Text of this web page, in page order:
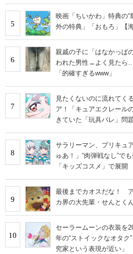
5
映画「ちいかわ」特典の“
外の特典」「おもろ」【海
6
親戚の子に「はなかっぱ
われた男性→よく見たら
「的確すぎるwww」
7
見たくないのに流れてく
ア！「キュアエクレール
きていた「玩具バレ」問題
8
サラリーマン、プリキュ
ゅあ！」“肉弾戦なし”で
「キッズコスメ」で展開
9
最後までカオスだな！
カ界の大先輩・せんとく
10
セーラームーンの衣装を
年の“ストイックなオタ
究家という表現が近い」